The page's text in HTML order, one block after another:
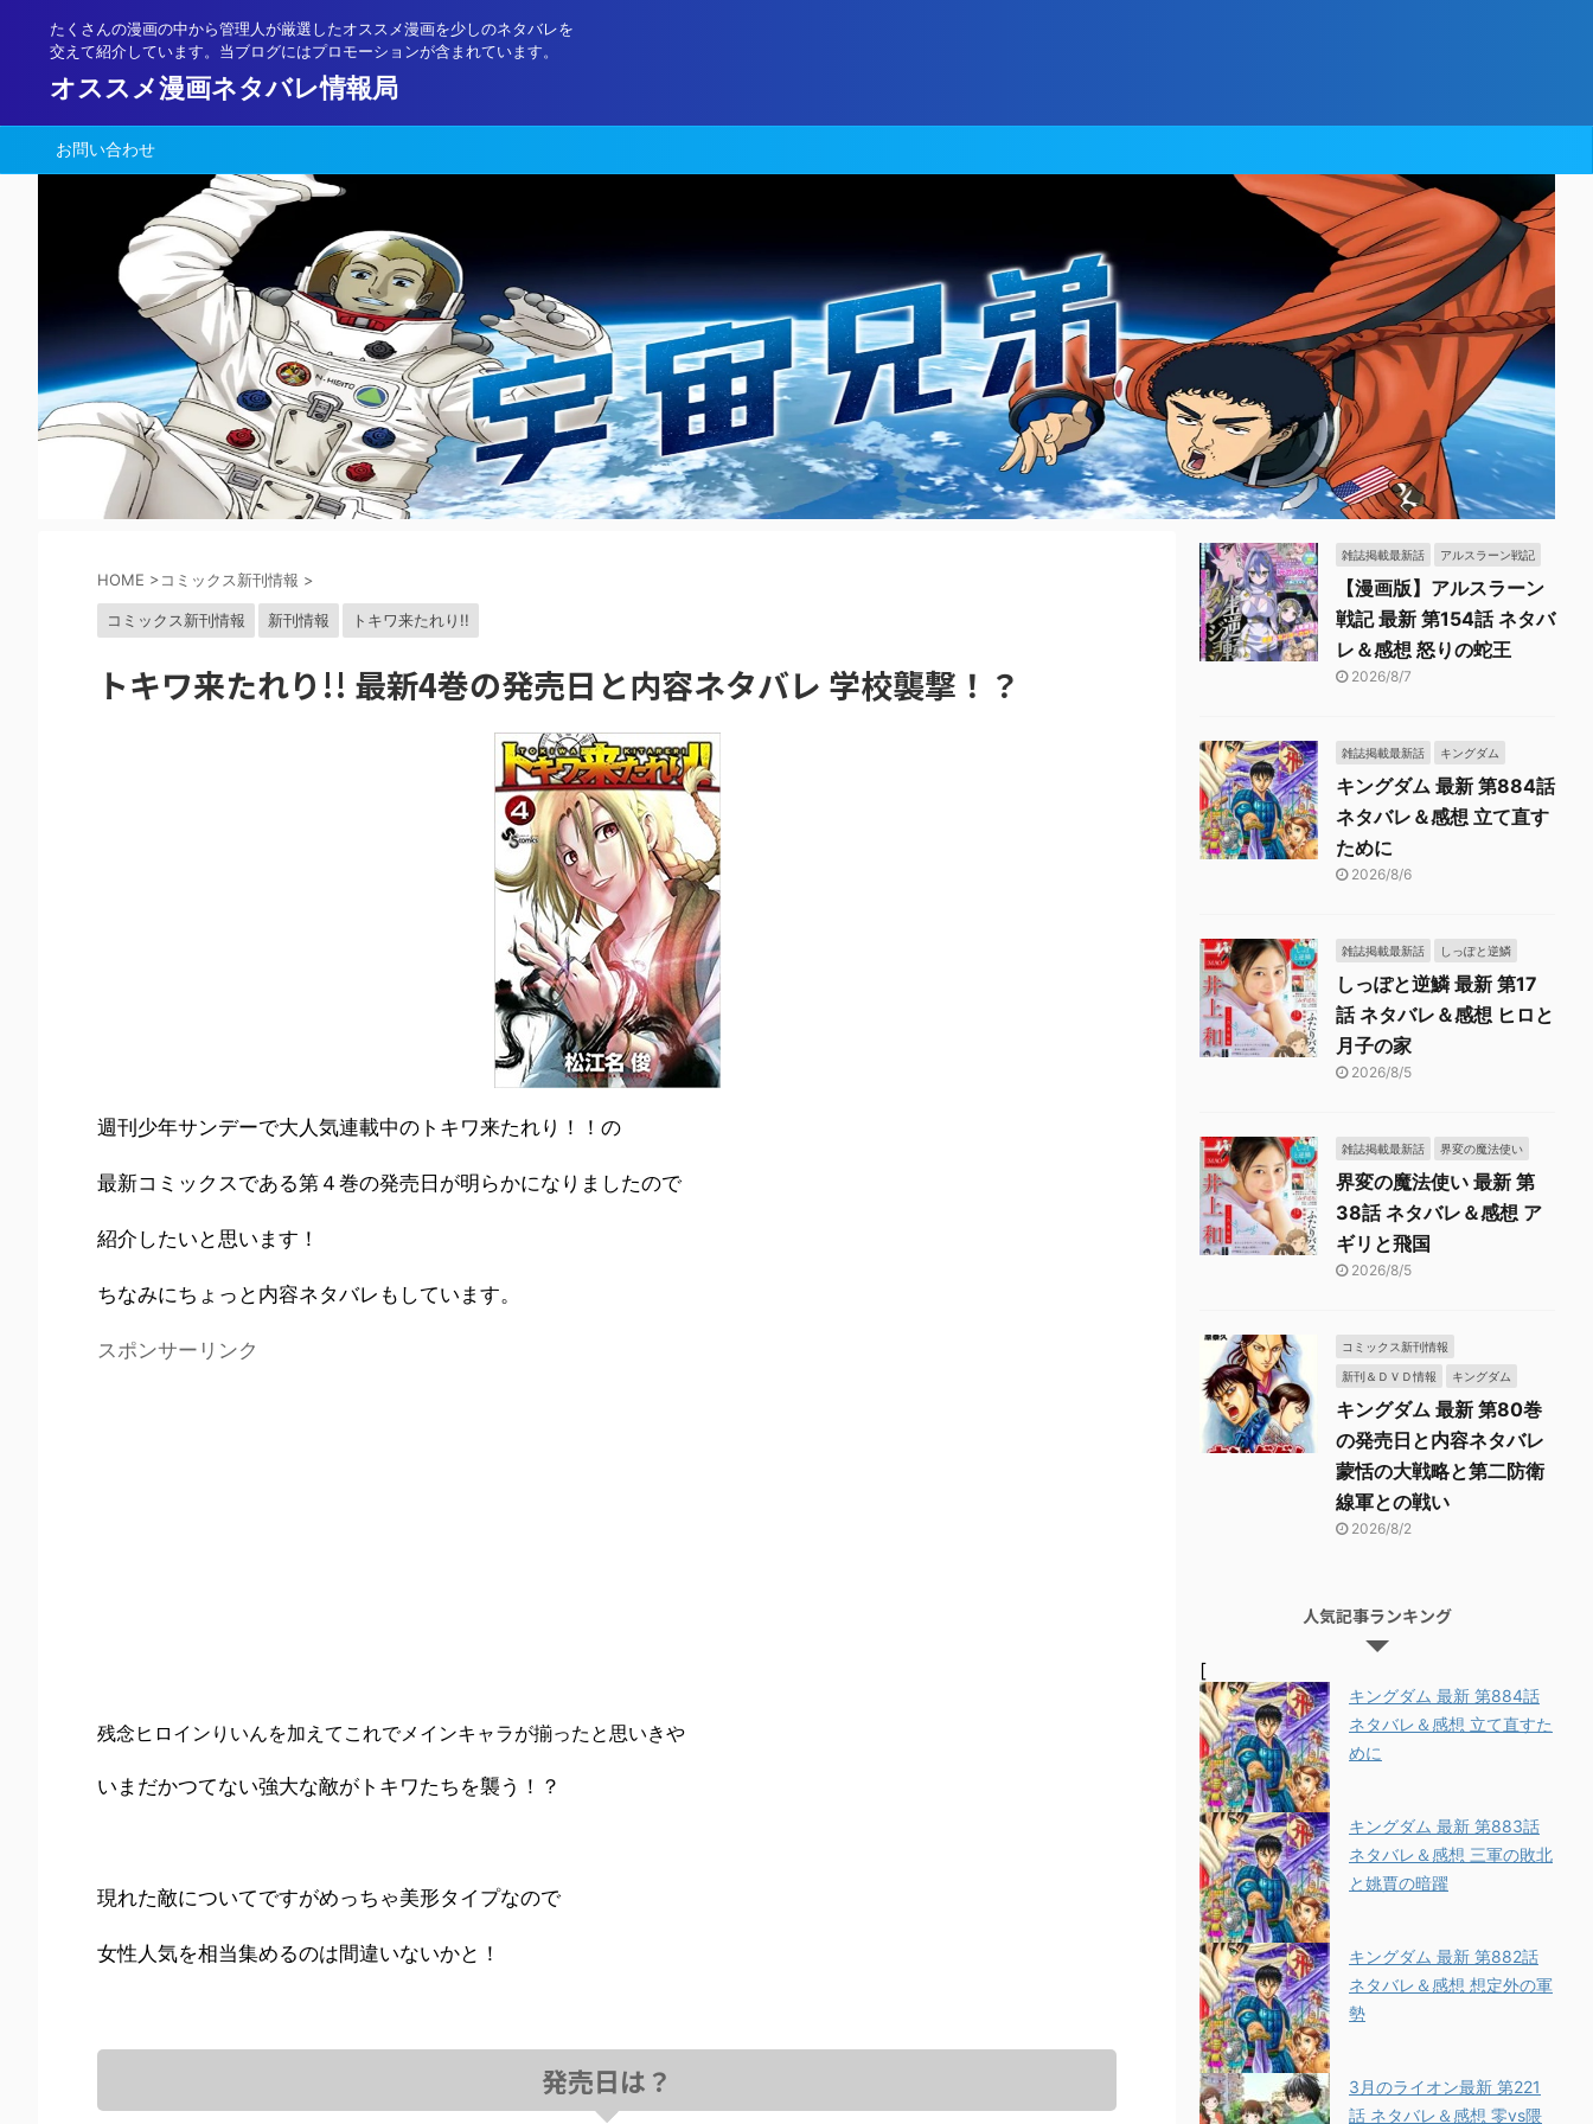
たくさんの漫画の中から管理人が厳選したオススメ漫画を少しのネタバレを
交えて紹介しています。当ブログにはプロモーションが含まれています。
オススメ漫画ネタバレ情報局
お問い合わせ
HOME >コミックス新刊情報 >
コミックス新刊情報 新刊情報 トキワ来たれり!!
トキワ来たれり!! 最新4巻の発売日と内容ネタバレ 学校襲撃！？
週刊少年サンデーで大人気連載中のトキワ来たれり！！の
最新コミックスである第４巻の発売日が明らかになりましたので
紹介したいと思います！
ちなみにちょっと内容ネタバレもしています。
スポンサーリンク
残念ヒロインりいんを加えてこれでメインキャラが揃ったと思いきや
いまだかつてない強大な敵がトキワたちを襲う！？
現れた敵についてですがめっちゃ美形タイプなので
女性人気を相当集めるのは間違いないかと！
発売日は？
雑誌掲載最新話 アルスラーン戦記
【漫画版】アルスラーン
戦記 最新 第154話 ネタバ
レ＆感想 怒りの蛇王
2026/8/7
雑誌掲載最新話 キングダム
キングダム 最新 第884話
ネタバレ＆感想 立て直す
ために
2026/8/6
雑誌掲載最新話 しっぽと逆鱗
しっぽと逆鱗 最新 第17
話 ネタバレ＆感想 ヒロと
月子の家
2026/8/5
雑誌掲載最新話 界変の魔法使い
界変の魔法使い 最新 第
38話 ネタバレ＆感想 ア
ギリと飛国
2026/8/5
コミックス新刊情報
新刊＆ＤＶＤ情報 キングダム
キングダム 最新 第80巻
の発売日と内容ネタバレ
蒙恬の大戦略と第二防衛
線軍との戦い
2026/8/2
人気記事ランキング
[
キングダム 最新 第884話
ネタバレ＆感想 立て直すた
めに
キングダム 最新 第883話
ネタバレ＆感想 三軍の敗北
と姚賈の暗躍
キングダム 最新 第882話
ネタバレ＆感想 想定外の軍
勢
3月のライオン最新 第221
話 ネタバレ＆感想 零vs隈